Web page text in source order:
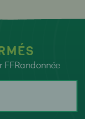
FFRandonnée